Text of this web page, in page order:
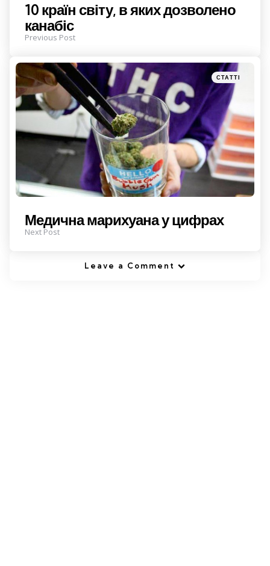
10 країн світу, в яких дозволено
канабіс
Previous Post
Posted
in
СТАТТІ
Медична марихуана у цифрах
Next Post
Leave a Comment